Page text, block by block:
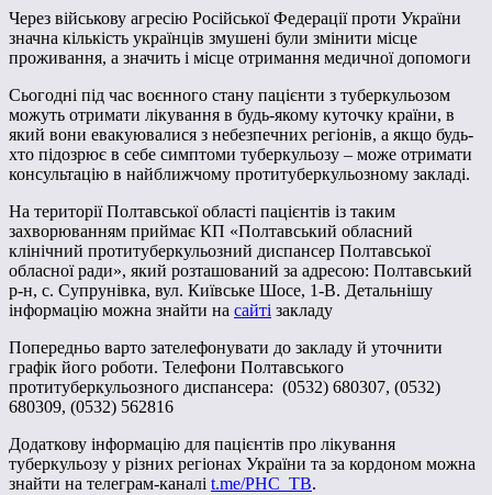
Через військову агресію Російської Федерації проти України
значна кількість українців змушені були змінити місце
проживання, а значить і місце отримання медичної допомоги
Сьогодні під час воєнного стану пацієнти з туберкульозом
можуть отримати лікування в будь-якому куточку країни, в
який вони евакуювалися з небезпечних регіонів, а якщо будь-
хто підозрює в себе симптоми туберкульозу – може отримати
консультацію в найближчому протитуберкульозному закладі.
На території Полтавської області пацієнтів із таким
захворюванням приймає КП «Полтавський обласний
клінічний протитуберкульозний диспансер Полтавської
обласної ради», який розташований за адресою: Полтавський
р-н, с. Супрунівка, вул. Київське Шосе, 1-В. Детальнішу
інформацію можна знайти на сайті закладу
Попередньо варто зателефонувати до закладу й уточнити
графік його роботи. Телефони Полтавського
протитуберкульозного диспансера: (0532) 680307, (0532)
680309, (0532) 562816
Додаткову інформацію для пацієнтів про лікування
туберкульозу у різних регіонах України та за кордоном можна
знайти на телеграм-каналі t.me/PHC_TB.